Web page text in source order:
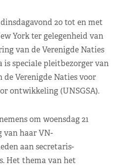
20 tot en met
York ter gelegenheid van
van de Verenigde Naties
is speciale pleitbezorger van
de Verenigde Naties voor
ontwikkeling (UNSGSA).
om woensdag 21
van haar VN-
aan secretaris-
Het thema van het